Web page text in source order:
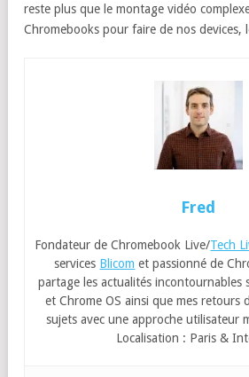
reste plus que le montage vidéo
Chromebooks pour faire de nos devices,
Fred
Fondateur de Chromebook Live/Tech
services Blicom et passionné de
partage les actualités incontournables
et Chrome OS ainsi que mes retours
sujets avec une approche utilisateur
Localisation : Paris &